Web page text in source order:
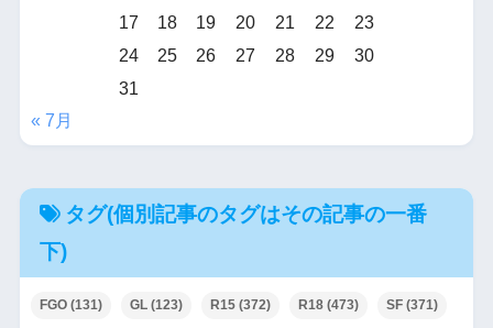
17
18 19 20 21 22
23
24
25 26 27 28 29
30
31
« 7月
タグ(個別記事のタグはその記事の一番
下)
FGO(131) GL(123) R15(372) R18(473) SF(371)